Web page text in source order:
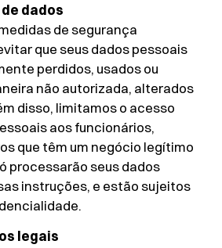
dados
de segurança
que seus dados pessoais
perdidos, usados ou
não autorizada, alterados
disso, limitamos o acesso
aos funcionários,
que têm um negócio legítimo
processarão seus dados
instruções, e estão sujeitos
legais